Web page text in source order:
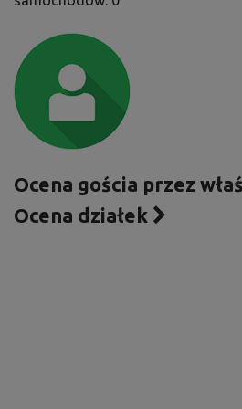
Ocena gościa przez
Ocena działek